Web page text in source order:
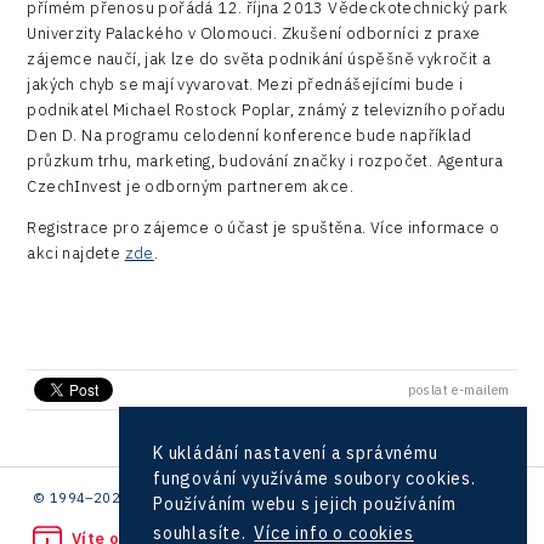
Hunter Games
Kaleido
LAM-X
Virtual Lab
Drones
Manufacturing
Rail
Road
Connectivity
Devices
Logic/MaaS
Průmyslová zóna
Příhraničí
Společenská odpovědnost
Technická infrastruktura
Technické vzdělávání
Zaměstnanost
Konference Potenciál místní ekonomiky 2019
Konference Potenciál místní ekonomiky 2018
Představení průběžného pokroku projektu
Pasportizace
přímém přenosu pořádá 12. října 2013 Vědeckotechnický park
Univerzity Palackého v Olomouci. Zkušení odborníci z praxe
zájemce naučí, jak lze do světa podnikání úspěšně vykročit a
jakých chyb se mají vyvarovat. Mezi přednášejícími bude i
podnikatel Michael Rostock Poplar, známý z televizního pořadu
Den D. Na programu celodenní konference bude například
průzkum trhu, marketing, budování značky i rozpočet. Agentura
CzechInvest je odborným partnerem akce.
Registrace pro zájemce o účast je spuštěna. Více informace o
akci najdete zde.
poslat e-mailem
© 1994–2026 CzechInvest | .
Víte o protiprávním jednání?
K ukládání nastavení a správnému
fungování využíváme soubory cookies.
Používáním webu s jejich používáním
souhlasíte. Více info o cookies